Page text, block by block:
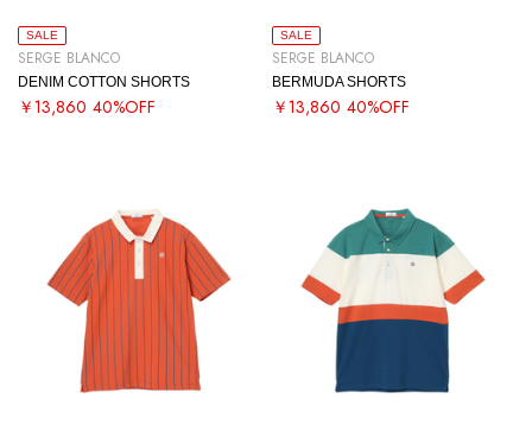
SALE
SERGE BLANCO
DENIM COTTON SHORTS
￥13,860 40%OFF
SALE
SERGE BLANCO
BERMUDA SHORTS
￥13,860 40%OFF